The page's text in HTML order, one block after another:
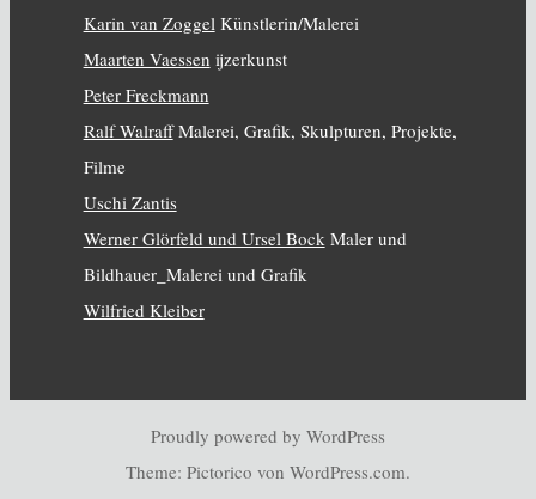
Karin van Zoggel Künstlerin/Malerei
Maarten Vaessen ijzerkunst
Peter Freckmann
Ralf WalraffMalerei, Grafik, Skulpturen, Projekte,
Filme
Uschi Zantis
Werner Glörfeld und Ursel Bock Maler und
Bildhauer_Malerei und Grafik
Wilfried Kleiber
Proudly powered by WordPress
Theme: Pictorico von WordPress.com.